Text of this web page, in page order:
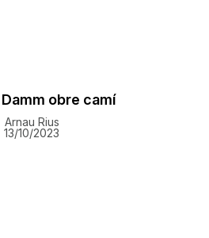
obre camí
Arnau Rius
13/10/2023